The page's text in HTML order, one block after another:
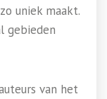
uniek maakt.
gebieden
van het